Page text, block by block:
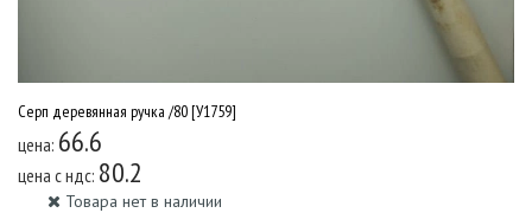
Серп деревянная ручка /80 [У1759]
цена: 66.6
цена c ндс: 80.2
Товара нет в наличии